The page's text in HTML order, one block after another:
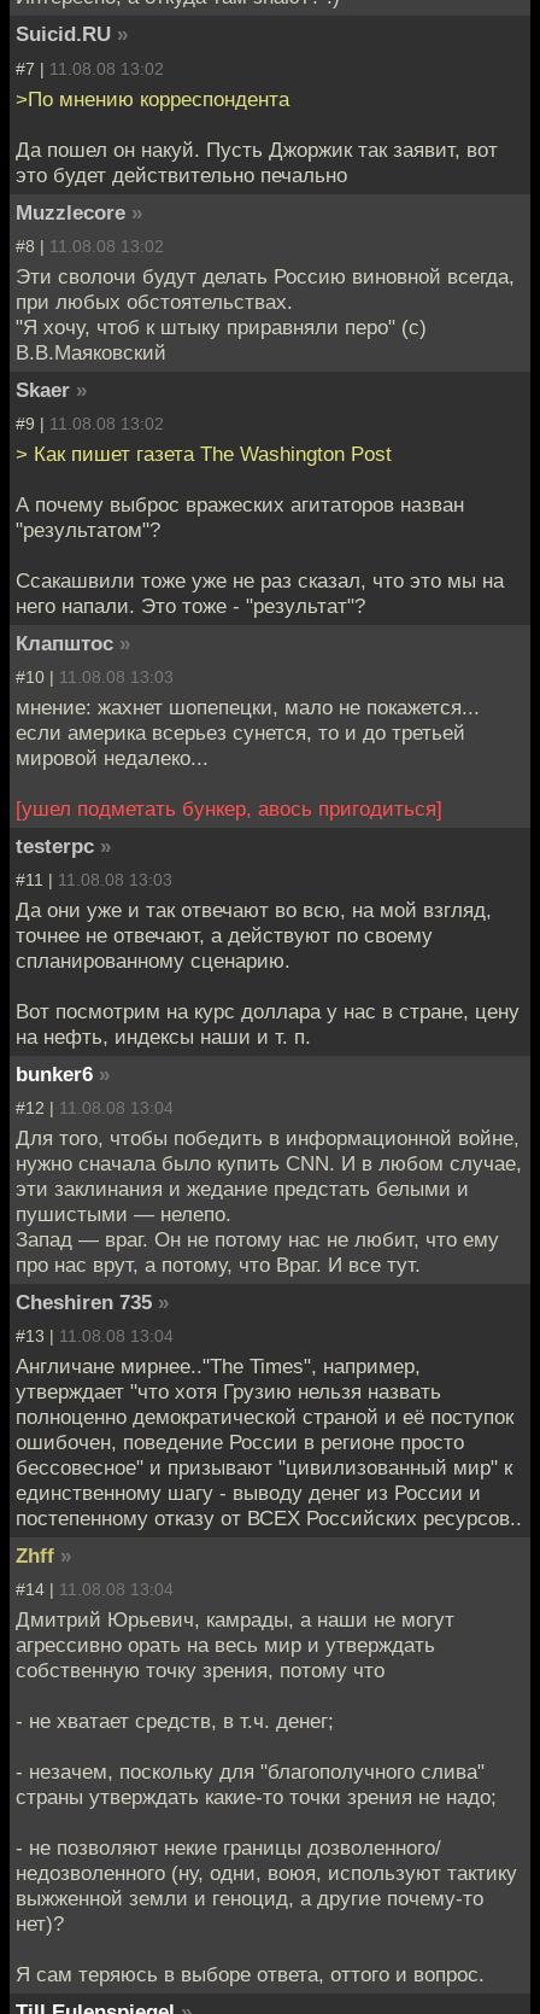
Suicid.RU »
#7 | 11.08.08 13:02
>По мнению корреспондента
Да пошел он накуй. Пусть Джоржик так заявит, вот
это будет действительно печально
Muzzlecore »
#8 | 11.08.08 13:02
Эти сволочи будут делать Россию виновной всегда,
при любых обстоятельствах.
"Я хочу, чтоб к штыку приравняли перо" (с)
В.В.Маяковский
Skaer »
#9 | 11.08.08 13:02
> Как пишет газета The Washington Post
А почему выброс вражеских агитаторов назван
"результатом"?
Ссакашвили тоже уже не раз сказал, что это мы на
него напали. Это тоже - "результат"?
Клапштос »
#10 | 11.08.08 13:03
мнение: жахнет шопепецки, мало не покажется...
если америка всерьез сунется, то и до третьей
мировой недалеко...
[ушел подметать бункер, авось пригодиться]
testerpc »
#11 | 11.08.08 13:03
Да они уже и так отвечают во всю, на мой взгляд,
точнее не отвечают, а действуют по своему
спланированному сценарию.
Вот посмотрим на курс доллара у нас в стране, цену
на нефть, индексы наши и т. п.
bunker6 »
#12 | 11.08.08 13:04
Для того, чтобы победить в информационной войне,
нужно сначала было купить CNN. И в любом случае,
эти заклинания и жедание предстать белыми и
пушистыми — нелепо.
Запад — враг. Он не потому нас не любит, что ему
про нас врут, а потому, что Враг. И все тут.
Cheshiren 735 »
#13 | 11.08.08 13:04
Англичане мирнее.."The Times", например,
утверждает "что хотя Грузию нельзя назвать
полноценно демократической страной и её поступок
ошибочен, поведение России в регионе просто
бессовесное" и призывают "цивилизованный мир" к
единственному шагу - выводу денег из России и
постепенному отказу от ВСЕХ Российских ресурсов..
Zhff »
#14 | 11.08.08 13:04
Дмитрий Юрьевич, камрады, а наши не могут
агрессивно орать на весь мир и утверждать
собственную точку зрения, потому что
- не хватает средств, в т.ч. денег;
- незачем, поскольку для "благополучного слива"
страны утверждать какие-то точки зрения не надо;
- не позволяют некие границы дозволенного/
недозволенного (ну, одни, воюя, используют тактику
выжженной земли и геноцид, а другие почему-то
нет)?
Я сам теряюсь в выборе ответа, оттого и вопрос.